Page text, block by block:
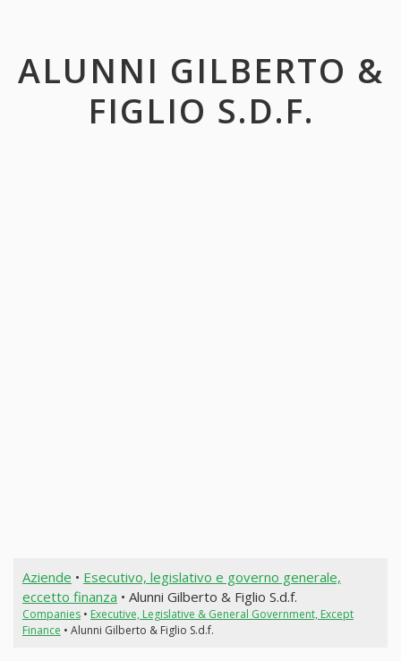
ALUNNI GILBERTO &
FIGLIO S.D.F.
Aziende • Esecutivo, legislativo e governo generale,
eccetto finanza • Alunni Gilberto & Figlio S.d.f.
Companies• Executive, Legislative & General Government, Except
Finance • Alunni Gilberto & Figlio S.d.f.